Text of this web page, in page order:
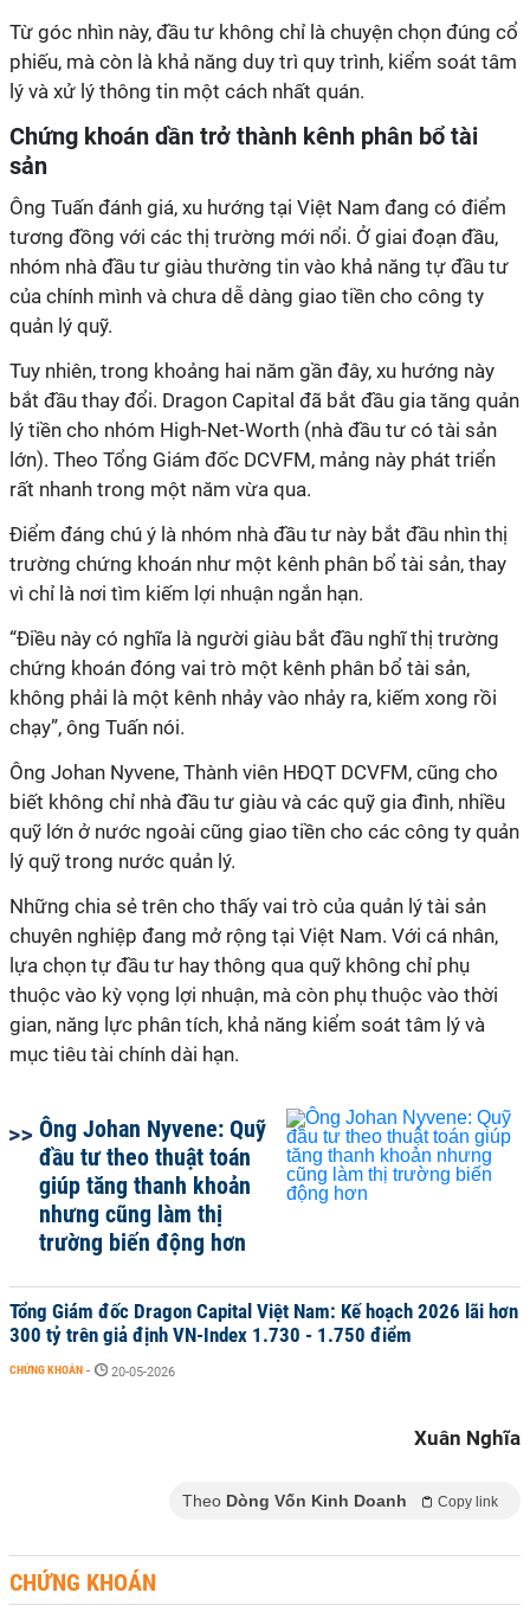
Từ góc nhìn này, đầu tư không chỉ là chuyện chọn đúng cổ
phiếu, mà còn là khả năng duy trì quy trình, kiểm soát tâm
lý và xử lý thông tin một cách nhất quán.
Chứng khoán dần trở thành kênh phân bổ tài
sản
Ông Tuấn đánh giá, xu hướng tại Việt Nam đang có điểm
tương đồng với các thị trường mới nổi. Ở giai đoạn đầu,
nhóm nhà đầu tư giàu thường tin vào khả năng tự đầu tư
của chính mình và chưa dễ dàng giao tiền cho công ty
quản lý quỹ.
Tuy nhiên, trong khoảng hai năm gần đây, xu hướng này
bắt đầu thay đổi. Dragon Capital đã bắt đầu gia tăng quản
lý tiền cho nhóm High-Net-Worth (nhà đầu tư có tài sản
lớn). Theo Tổng Giám đốc DCVFM, mảng này phát triển
rất nhanh trong một năm vừa qua.
Điểm đáng chú ý là nhóm nhà đầu tư này bắt đầu nhìn thị
trường chứng khoán như một kênh phân bổ tài sản, thay
vì chỉ là nơi tìm kiếm lợi nhuận ngắn hạn.
“Điều này có nghĩa là người giàu bắt đầu nghĩ thị trường
chứng khoán đóng vai trò một kênh phân bổ tài sản,
không phải là một kênh nhảy vào nhảy ra, kiếm xong rồi
chạy”, ông Tuấn nói.
Ông Johan Nyvene, Thành viên HĐQT DCVFM, cũng cho
biết không chỉ nhà đầu tư giàu và các quỹ gia đình, nhiều
quỹ lớn ở nước ngoài cũng giao tiền cho các công ty quản
lý quỹ trong nước quản lý.
Những chia sẻ trên cho thấy vai trò của quản lý tài sản
chuyên nghiệp đang mở rộng tại Việt Nam. Với cá nhân,
lựa chọn tự đầu tư hay thông qua quỹ không chỉ phụ
thuộc vào kỳ vọng lợi nhuận, mà còn phụ thuộc vào thời
gian, năng lực phân tích, khả năng kiểm soát tâm lý và
mục tiêu tài chính dài hạn.
Ông Johan Nyvene: Quỹ
đầu tư theo thuật toán
giúp tăng thanh khoản
nhưng cũng làm thị
trường biến động hơn
Tổng Giám đốc Dragon Capital Việt Nam: Kế hoạch 2026 lãi hơn
300 tỷ trên giả định VN-Index 1.730 - 1.750 điểm
CHỨNG KHOÁN - 20-05-2026
Xuân Nghĩa
Theo Dòng Vốn Kinh Doanh Copy link
CHỨNG KHOÁN